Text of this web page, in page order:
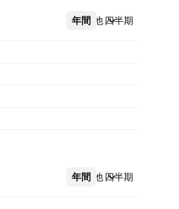
年間 四半期
その他
年間 四半期
その他